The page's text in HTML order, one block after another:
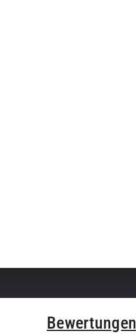
Bewertungen